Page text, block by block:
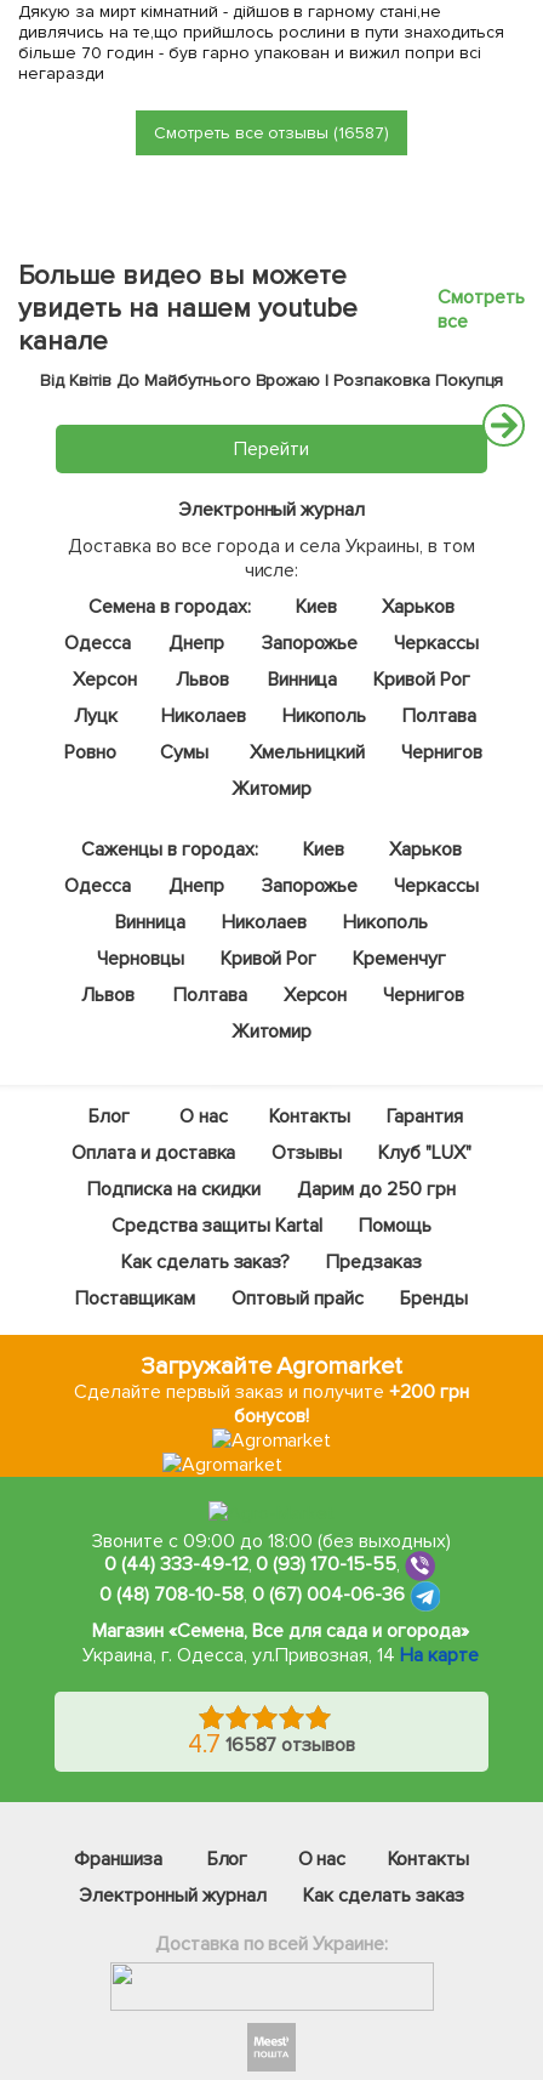
Дякую за мирт кімнатний - дійшов в гарному стані,не
дивлячись на те,що прийшлось рослини в пути знаходиться
більше 70 годин - був гарно упакован и вижил попри всі
негаразди
Смотреть все отзывы (16587)
Больше видео вы можете
увидеть на нашем youtube
канале
Смотреть
все
Від Квітів До Майбутнього Врожаю | Розпаковка Покупця
Перейти
Электронный журнал
Доставка во все города и села Украины, в том
числе:
Семена в городах:
Киев
Харьков
Одесса
Днепр Запорожье
Черкассы
Херсон
Львов Винница
Кривой Рог
Луцк
Николаев Никополь
Полтава
Ровно
Сумы Хмельницкий
Чернигов
Житомир
Саженцы в городах: Киев
Харьков
Одесса
Днепр Запорожье
Черкассы
Винница
Николаев
Никополь
Черновцы
Кривой Рог
Кременчуг
Львов
Полтава Херсон
Чернигов
Житомир
Блог О нас Контакты
Гарантия
Оплата и доставка
Отзывы
Клуб "LUX"
Подписка на скидки
Дарим до 250 грн
Средства защиты Kartal
Помощь
Как сделать заказ?
Предзаказ
Поставщикам
Оптовый прайс Бренды
Загружайте Agromarket
Сделайте первый заказ и получите +200 грн
бонусов!
Звоните с 09:00 до 18:00 (без выходных)
0 (44) 333-49-12,0 (93) 170-15-55,
0 (48) 708-10-58, 0 (67) 004-06-36
Магазин «Семена, Все для сада и огорода»
Украина, г. Одесса, ул.Привозная, 14 На карте
4.7 16587 отзывов
Франшиза Блог О нас
Контакты
Электронный журнал
Как сделать заказ
Доставка по всей Украине: